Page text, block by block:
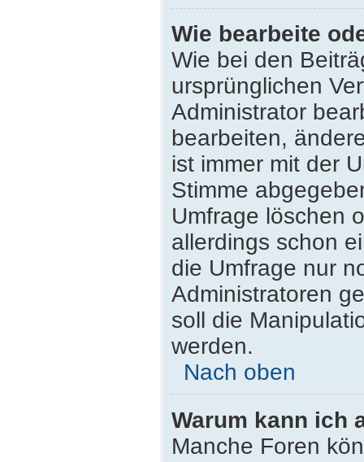
Wie bearbeite
Wie bei den
ursprünglichen
Administrator
bearbeiten,
ist immer mit der
Stimme
Umfrage löschen
allerdings schon
die Umfrage nur
Administratoren
soll die
werden.
Nach oben
Warum kann ich
Manche Foren